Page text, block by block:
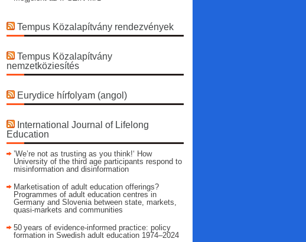
Tempus Közalapítvány rendezvények
Tempus Közalapítvány
nemzetköziesítés
Eurydice hírfolyam (angol)
International Journal of Lifelong
Education
’We’re not as trusting as you think!‘ How
University of the third age participants respond to
misinformation and disinformation
Marketisation of adult education offerings?
Programmes of adult education centres in
Germany and Slovenia between state, markets,
quasi-markets and communities
50 years of evidence‑informed practice: policy
formation in Swedish adult education 1974–2024